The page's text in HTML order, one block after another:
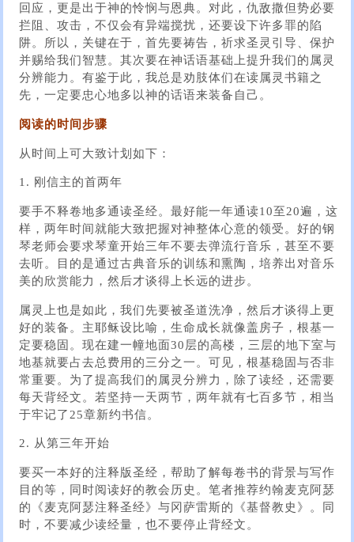
回应，更是出于神的怜悯与恩典。对此，仇敌撒但势必要
拦阻、攻击，不仅会有异端搅扰，还要设下许多罪的陷
阱。所以，关键在于，首先要祷告，祈求圣灵引导、保护
并赐给我们智慧。其次要在神话语基础上提升我们的属灵
分辨能力。有鉴于此，我总是劝肢体们在读属灵书籍之
先，一定要忠心地多以神的话语来装备自己。
阅读的时间步骤
从时间上可大致计划如下：
1. 刚信主的首两年
要手不释卷地多通读圣经。最好能一年通读10至20遍，这
样，两年时间就能大致把握对神整体心意的领受。好的钢
琴老师会要求琴童开始三年不要去弹流行音乐，甚至不要
去听。目的是通过古典音乐的训练和熏陶，培养出对音乐
美的欣赏能力，然后才谈得上长远的进步。
属灵上也是如此，我们先要被圣道洗净，然后才谈得上更
好的装备。主耶稣设比喻，生命成长就像盖房子，根基一
定要稳固。现在建一幢地面30层的高楼，三层的地下室与
地基就要占去总费用的三分之一。可见，根基稳固与否非
常重要。为了提高我们的属灵分辨力，除了读经，还需要
每天背经文。若坚持一天两节，两年就有七百多节，相当
于牢记了25章新约书信。
2. 从第三年开始
要买一本好的注释版圣经，帮助了解每卷书的背景与写作
目的等，同时阅读好的教会历史。笔者推荐约翰麦克阿瑟
的《麦克阿瑟注释圣经》与冈萨雷斯的《基督教史》。同
时，不要减少读经量，也不要停止背经文。